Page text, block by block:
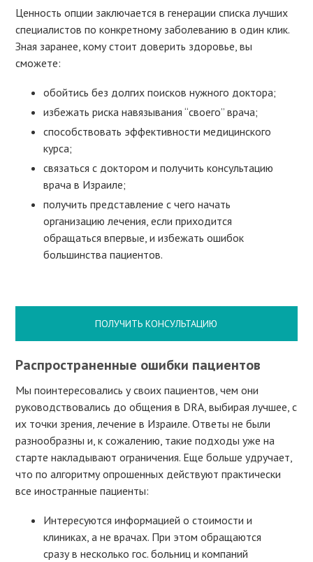
Ценность опции заключается в генерации списка лучших
специалистов по конкретному заболеванию в один клик.
Зная заранее, кому стоит доверить здоровье, вы
сможете:
обойтись без долгих поисков нужного доктора;
избежать риска навязывания “своего” врача;
способствовать эффективности медицинского
курса;
связаться с доктором и получить консультацию
врача в Израиле;
получить представление с чего начать
организацию лечения, если приходится
обращаться впервые, и избежать ошибок
большинства пациентов.
ПОЛУЧИТЬ КОНСУЛЬТАЦИЮ
Распространенные ошибки пациентов
Мы поинтересовались у своих пациентов, чем они
руководствовались до общения в DRA, выбирая лучшее, с
их точки зрения, лечение в Израиле. Ответы не были
разнообразны и, к сожалению, такие подходы уже на
старте накладывают ограничения. Еще больше удручает,
что по алгоритму опрошенных действуют практически
все иностранные пациенты:
Интересуются информацией о стоимости и
клиниках, а не врачах. При этом обращаются
сразу в несколько гос. больниц и компаний